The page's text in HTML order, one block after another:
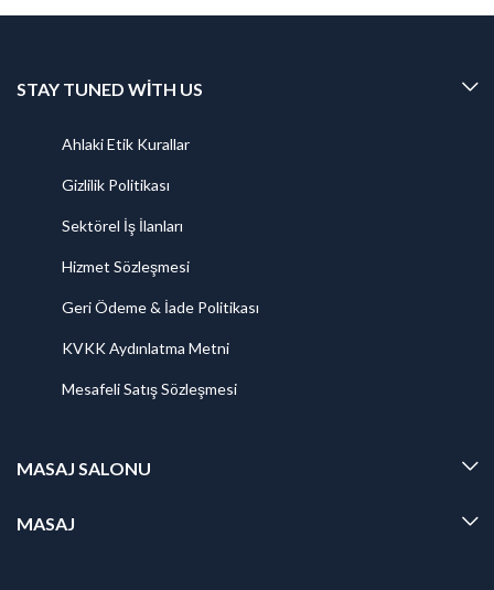
STAY TUNED WITH US
Ahlaki Etik Kurallar
Gizlilik Politikası
Sektörel İş İlanları
Hizmet Sözleşmesi
Geri Ödeme & İade Politikası
KVKK Aydınlatma Metni
Mesafeli Satış Sözleşmesi
MASAJ SALONU
MASAJ